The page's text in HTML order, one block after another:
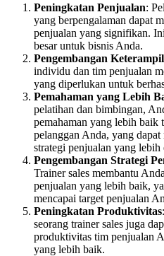
Peningkatan Penjualan:
yang berpengalaman dapat
penjualan yang signifikan.
besar untuk bisnis Anda.
Pengembangan
individu dan tim penjualan
yang diperlukan untuk
Pemahaman yang Lebih
pelatihan dan bimbingan,
pemahaman yang lebih baik
pelanggan Anda, yang
strategi penjualan yang lebih
Pengembangan Strategi
Trainer sales membantu
penjualan yang lebih baik,
mencapai target penjualan
Peningkatan Produktivitas
seorang trainer sales juga
produktivitas tim penjualan
yang lebih baik.